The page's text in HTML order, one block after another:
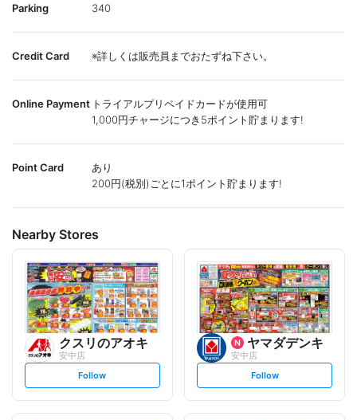
Parking 340
Credit Card ※詳しくは販売員までおたずね下さい。
Online Payment トライアルプリペイドカードが使用可
1,000円チャージにつき5ポイント貯まります!
Point Card
あり
200円(税別)ごとに1ポイント貯まります!
Nearby Stores
クスリのアオキ
安中店
s
t
Follow
ヤマダデンキ
安中店
s
t
Follow